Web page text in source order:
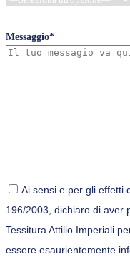
Messaggio*
Ai sensi e per gli effetti
196/2003, dichiaro di aver
Tessitura Attilio Imperiali
essere esaurientemente